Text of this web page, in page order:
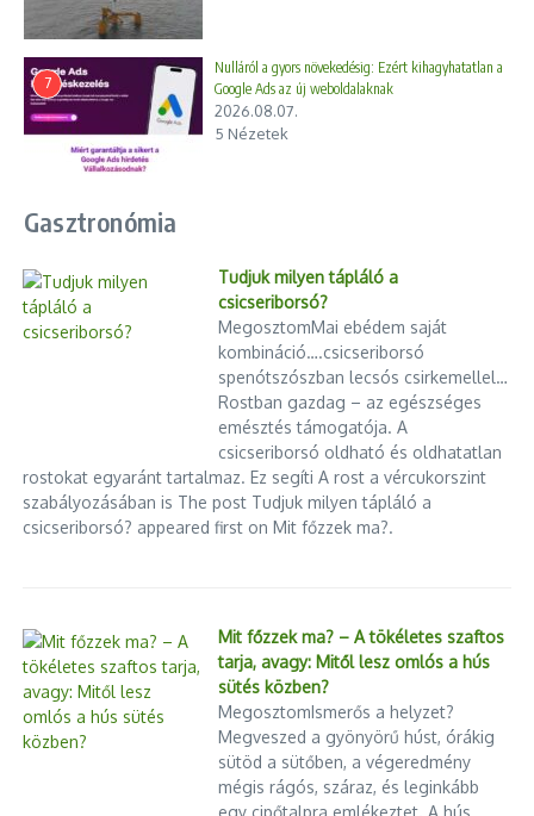
7
Nulláról a gyors növekedésig: Ezért kihagyhatatlan a
Google Ads az új weboldalaknak
2026.08.07.
5 Nézetek
Gasztronómia
Tudjuk milyen tápláló a
csicseriborsó?
MegosztomMai ebédem saját
kombináció….csicseriborsó
spenótszószban lecsós csirkemellel…
Rostban gazdag – az egészséges
emésztés támogatója. A
csicseriborsó oldható és oldhatatlan
rostokat egyaránt tartalmaz. Ez segíti A rost a vércukorszint
szabályozásában is The post Tudjuk milyen tápláló a
csicseriborsó? appeared first on Mit főzzek ma?.
Mit főzzek ma? – A tökéletes szaftos
tarja, avagy: Mitől lesz omlós a hús
sütés közben?
MegosztomIsmerős a helyzet?
Megveszed a gyönyörű húst, órákig
sütöd a sütőben, a végeredmény
mégis rágós, száraz, és leginkább
egy cipőtalpra emlékeztet. A hús